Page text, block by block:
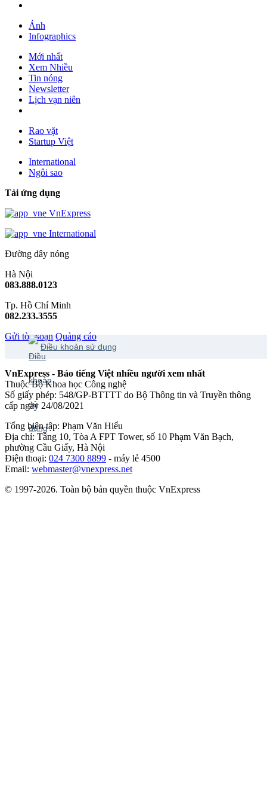
Ảnh
Infographics
Mới nhất
Xem Nhiều
Tin nóng
Newsletter
Lịch vạn niên
Rao vặt
Startup Việt
International
Ngôi sao
Tải ứng dụng
VnExpress
International
Đường dây nóng
Hà Nội
083.888.0123
Tp. Hồ Chí Minh
082.233.3555
Gửi tòa soạn Quảng cáo
Điều khoản sử dụng
VnExpress - Báo tiếng Việt nhiều người xem nhất
Thuộc Bộ Khoa học Công nghệ
Số giấy phép: 548/GP-BTTTT do Bộ Thông tin và Truyền thông
cấp ngày 24/08/2021
Tổng biên tập: Phạm Văn Hiếu
Địa chỉ: Tầng 10, Tòa A FPT Tower, số 10 Phạm Văn Bạch,
phường Cầu Giấy, Hà Nội
Điện thoại: 024 7300 8899 - máy lẻ 4500
Email: webmaster@vnexpress.net
© 1997-2026. Toàn bộ bản quyền thuộc VnExpress